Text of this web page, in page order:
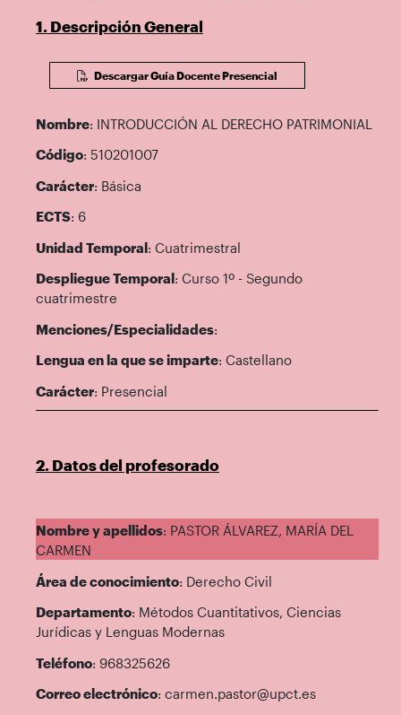
1. Descripción General
Descargar Guía Docente Presencial
Nombre: INTRODUCCIÓN AL DERECHO PATRIMONIAL
Código: 510201007
Carácter: Básica
ECTS: 6
Unidad Temporal: Cuatrimestral
Despliegue Temporal: Curso 1º - Segundo
cuatrimestre
Menciones/Especialidades:
Lengua en la que se imparte: Castellano
Carácter: Presencial
2. Datos del profesorado
Nombre y apellidos: PASTOR ÁLVAREZ, MARÍA DEL
CARMEN
Área de conocimiento: Derecho Civil
Departamento: Métodos Cuantitativos, Ciencias
Jurídicas y Lenguas Modernas
Teléfono: 968325626
Correo electrónico: carmen.pastor@upct.es